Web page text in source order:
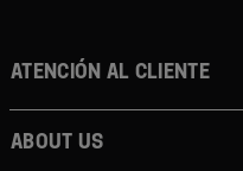
Atención al cliente
About us